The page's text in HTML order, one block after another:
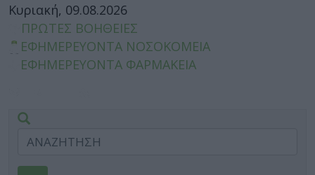
Κυριακή, 09.08.2026
ΠΡΩΤΕΣ ΒΟΗΘΕΙΕΣ
ΕΦΗΜΕΡΕΥΟΝΤΑ ΝΟΣΟΚΟΜΕΙΑ
ΕΦΗΜΕΡΕΥΟΝΤΑ ΦΑΡΜΑΚΕΙΑ